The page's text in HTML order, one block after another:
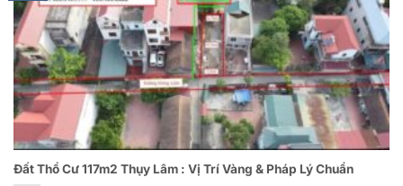
Đất Thổ Cư 117m2 Thụy Lâm : Vị Trí Vàng & Pháp Lý Chuẩn